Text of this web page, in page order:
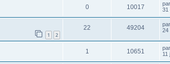
0 10017 par
31
1 2
22 49204 par
24
1 10651 par
11